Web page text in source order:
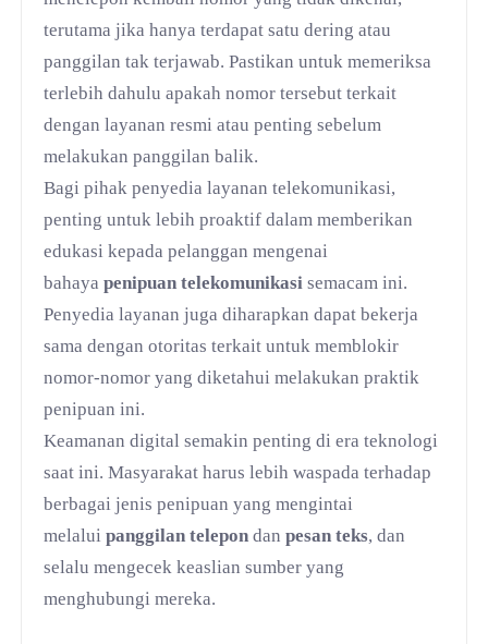
terutama jika hanya terdapat satu dering atau
panggilan tak terjawab. Pastikan untuk memeriksa
terlebih dahulu apakah nomor tersebut terkait
dengan layanan resmi atau penting sebelum
melakukan panggilan balik.
Bagi pihak penyedia layanan telekomunikasi,
penting untuk lebih proaktif dalam memberikan
edukasi kepada pelanggan mengenai
bahayapenipuan telekomunikasi semacam ini.
Penyedia layanan juga diharapkan dapat bekerja
sama dengan otoritas terkait untuk memblokir
nomor-nomor yang diketahui melakukan praktik
penipuan ini.
Keamanan digital semakin penting di era teknologi
saat ini. Masyarakat harus lebih waspada terhadap
berbagai jenis penipuan yang mengintai
melaluipanggilan telepon danpesan teks, dan
selalu mengecek keaslian sumber yang
menghubungi mereka.